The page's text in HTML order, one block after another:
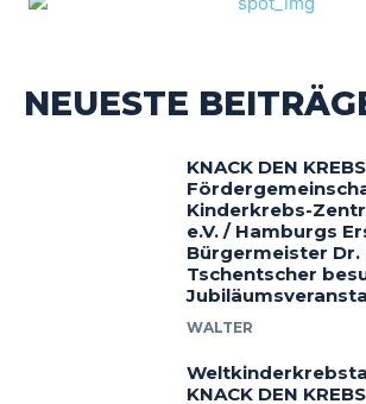
NEUESTE
KNACK DEN
Kinderkrebs-
e.V. / Hamburgs
Bürgermeister Dr.
Tschentscher
WALTER
KNACK DEN